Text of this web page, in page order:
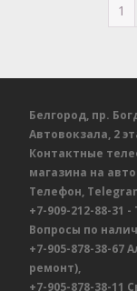
1
Белгород, пр.
Автовокзала, 2
Контактные
магазина на
Телефон,
+7-909-212-88-31 -
Вопросы по
+7-905-878-38-67
ремонт),
+7-905-878-38-11